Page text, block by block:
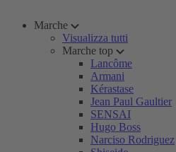
Marche
Visualizza tutti
Marche top
Lancôme
Armani
Kérastase
Jean Paul Gaultier
SENSAI
Hugo Boss
Narciso Rodriguez